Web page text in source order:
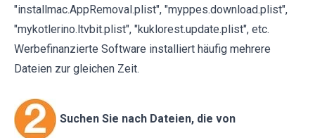
"installmac.AppRemoval.plist", "myppes.download.plist",
"mykotlerino.ltvbit.plist", "kuklorest.update.plist", etc.
Werbefinanzierte Software installiert häufig mehrere
Dateien zur gleichen Zeit.
Suchen Sie nach Dateien, die von